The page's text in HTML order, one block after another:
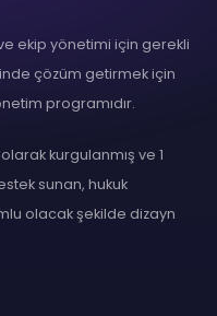
ekip yönetimi için gerekli
çözüm getirmek için
programıdır.
kurgulanmış ve 1
sunan, hukuk
olacak şekilde dizayn